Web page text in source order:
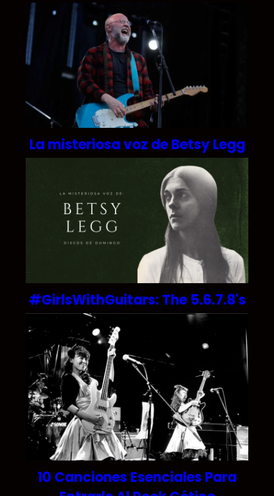
La misteriosa voz de Betsy Legg
#GirlsWithGuitars: The 5.6.7.8's
10 Canciones Esenciales Para